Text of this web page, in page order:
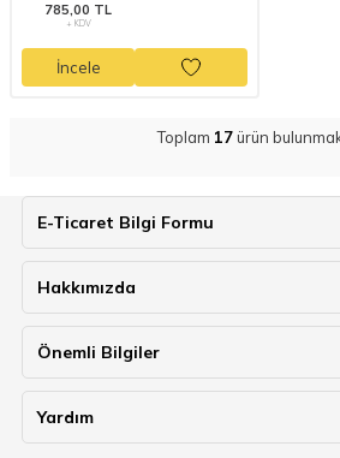
785,00 TL
+ KDV
İncele
Toplam 17ürün
E-Ticaret Bilgi Formu
Hakkımızda
Önemli Bilgiler
Yardım